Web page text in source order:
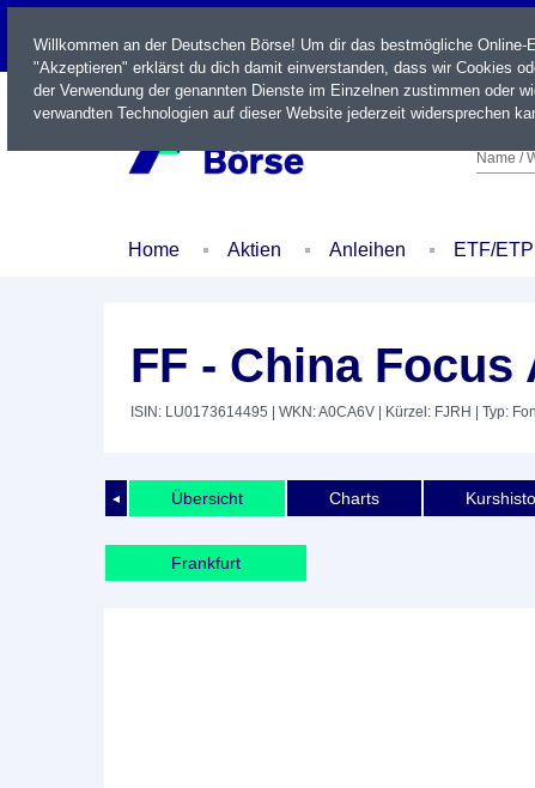
LIVE
Name /
Home Aktien Anleihen ETF/ETP
FF - China Focus
ISIN: LU0173614495 | WKN: A0CA6V | Kürzel: FJRH | Typ:
◄ Übersicht Charts
Frankfurt
Willkommen an der Deutschen Börse! Um dir das bestmögliche
"Akzeptieren" erklärst du dich damit einverstanden, dass wir Cookies
der Verwendung der genannten Dienste im Einzelnen zustimmen oder
verwandten Technologien auf dieser Website jederzeit widersprechen